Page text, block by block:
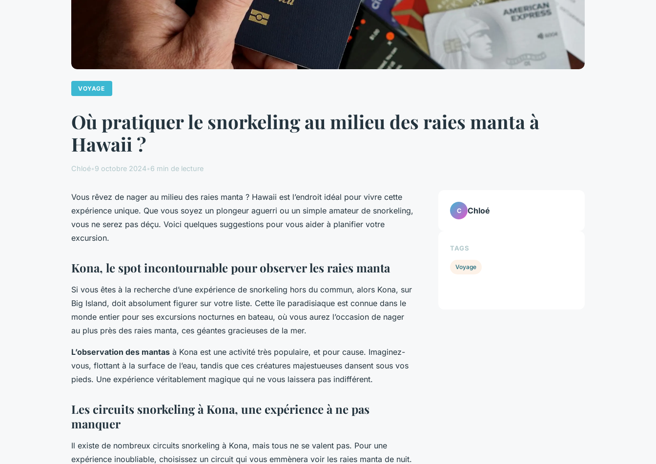
VOYAGE
Où pratiquer le snorkeling au milieu des raies manta à
Hawaii ?
Chloé•9 octobre 2024•6 min de lecture
Vous rêvez de nager au milieu des raies manta ? Hawaii est l’endroit idéal pour vivre cette
expérience unique. Que vous soyez un plongeur aguerri ou un simple amateur de snorkeling,
vous ne serez pas déçu. Voici quelques suggestions pour vous aider à planifier votre
excursion.
Kona, le spot incontournable pour observer les raies manta
Si vous êtes à la recherche d’une expérience de snorkeling hors du commun, alors Kona, sur
Big Island, doit absolument figurer sur votre liste. Cette île paradisiaque est connue dans le
monde entier pour ses excursions nocturnes en bateau, où vous aurez l’occasion de nager
au plus près des raies manta, ces géantes gracieuses de la mer.
L’observation des mantas à Kona est une activité très populaire, et pour cause. Imaginez-
vous, flottant à la surface de l’eau, tandis que ces créatures majestueuses dansent sous vos
pieds. Une expérience véritablement magique qui ne vous laissera pas indifférent.
Les circuits snorkeling à Kona, une expérience à ne pas
manquer
Il existe de nombreux circuits snorkeling à Kona, mais tous ne se valent pas. Pour une
expérience inoubliable, choisissez un circuit qui vous emmènera voir les raies manta de nuit.
C Chloé
TAGS
Voyage